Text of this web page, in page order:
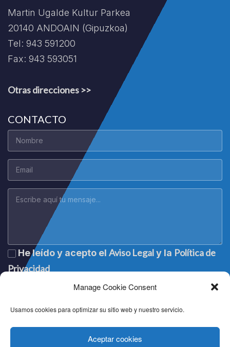
Manage Cookie Consent
Usamos cookies para optimizar su sitio web y nuestro servicio.
Aceptar cookies
Martin Ugalde Kultur Parkea
20140 ANDOAIN (Gipuzkoa)
Tel: 943 591200
Fax: 943 593051
Otras direcciones >>
CONTACTO
He leído y acepto el Aviso Legaly la Política de
Privacidad